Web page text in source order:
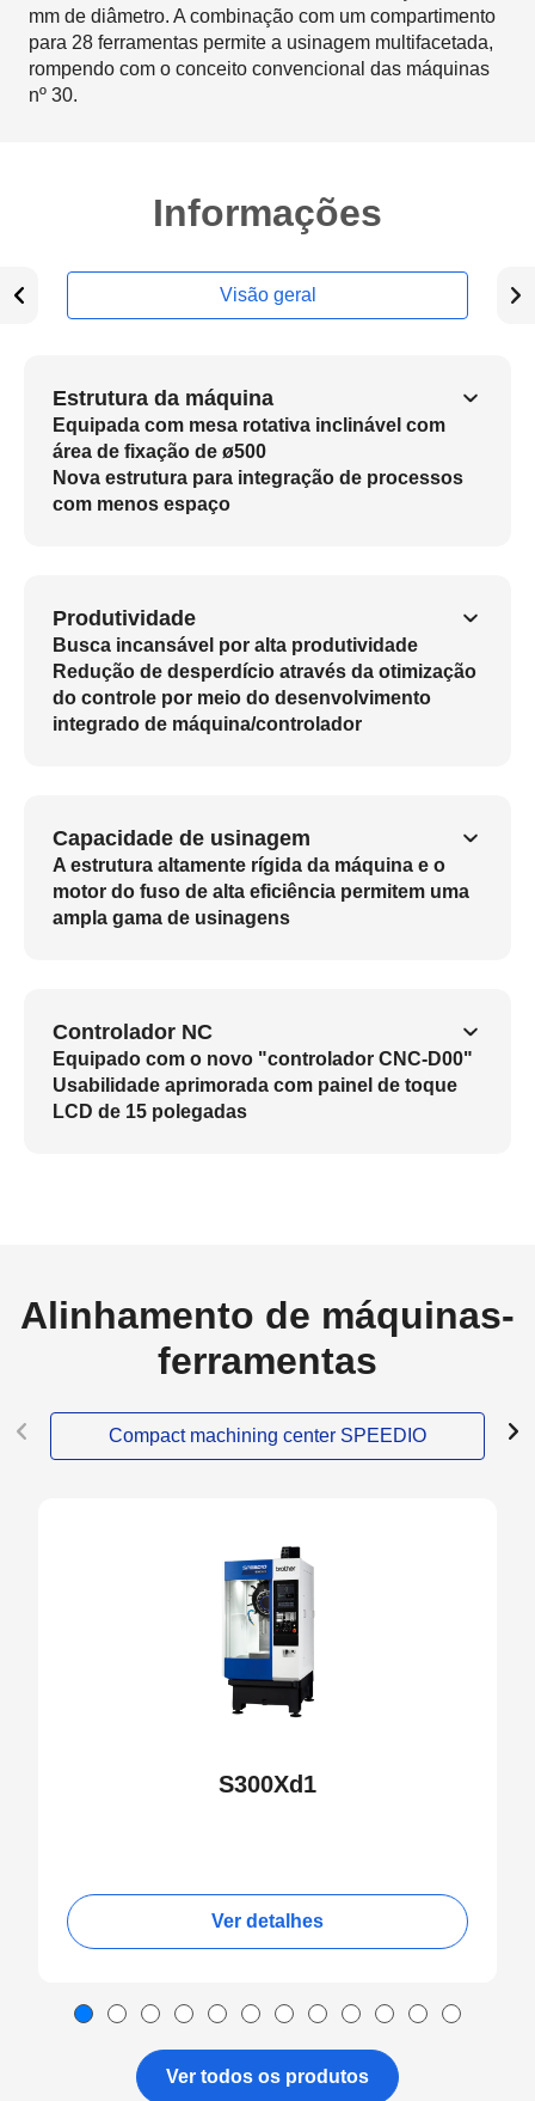
mm de diâmetro. A combinação com um compartimento
para 28 ferramentas permite a usinagem multifacetada,
rompendo com o conceito convencional das máquinas
nº 30.
Informações
Visão geral
Estrutura da máquina
Equipada com mesa rotativa inclinável com
área de fixação de ø500
Nova estrutura para integração de processos
com menos espaço
Produtividade
Busca incansável por alta produtividade
Redução de desperdício através da otimização
do controle por meio do desenvolvimento
integrado de máquina/controlador
Capacidade de usinagem
A estrutura altamente rígida da máquina e o
motor do fuso de alta eficiência permitem uma
ampla gama de usinagens
Controlador NC
Equipado com o novo "controlador CNC-D00"
Usabilidade aprimorada com painel de toque
LCD de 15 polegadas
Alinhamento de máquinas-
ferramentas
Compact machining center SPEEDIO
S300Xd1
Ver detalhes
Ver todos os produtos